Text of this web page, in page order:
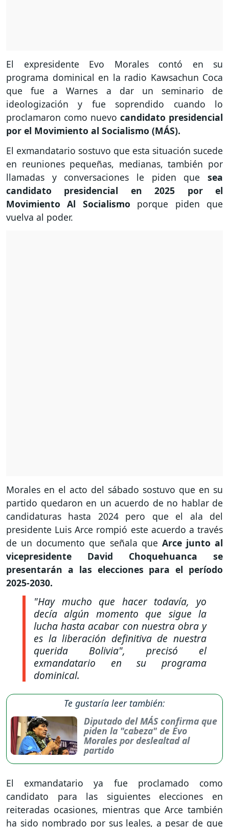
El expresidente Evo Morales contó en su
programa dominical en la radio Kawsachun Coca
que fue a Warnes a dar un seminario de
ideologización y fue soprendido cuando lo
proclamaron como nuevo candidato presidencial
por el Movimiento al Socialismo (MÁS).
El exmandatario sostuvo que esta situación sucede
en reuniones pequeñas, medianas, también por
llamadas y conversaciones le piden que sea
candidato presidencial en 2025 por el
Movimiento Al Socialismo porque piden que
vuelva al poder.
Morales en el acto del sábado sostuvo que en su
partido quedaron en un acuerdo de no hablar de
candidaturas hasta 2024 pero que el ala del
presidente Luis Arce rompió este acuerdo a través
de un documento que señala que Arce junto al
vicepresidente David Choquehuanca se
presentarán a las elecciones para el período
2025-2030.
"Hay mucho que hacer todavía, yo
decía algún momento que sigue la
lucha hasta acabar con nuestra obra y
es la liberación definitiva de nuestra
querida Bolivia", precisó el
exmandatario en su programa
dominical.
Te gustaría leer también:
Diputado del MÁS confirma que
piden la "cabeza" de Evo
Morales por deslealtad al
partido
El exmandatario ya fue proclamado como
candidato para las siguientes elecciones en
reiteradas ocasiones, mientras que Arce también
ha sido nombrado por sus leales, a pesar de que